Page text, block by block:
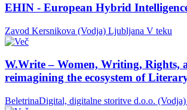
EHIN - European Hybrid
Zavod Kersnikova (Vodja) Ljubljana V teku
W.Write – Women, Writing, Rights,
reimagining the ecosystem of
BeletrinaDigital, digitalne storitve d.o.o. (Vodja)